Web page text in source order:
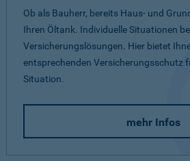
Ob als Bauherr, bereits Haus- und
Ihren Öltank. Individuelle Situationen
Versicherungslösungen. Hier bietet
entsprechenden Versicherungsschutz
Situation.
mehr Infos